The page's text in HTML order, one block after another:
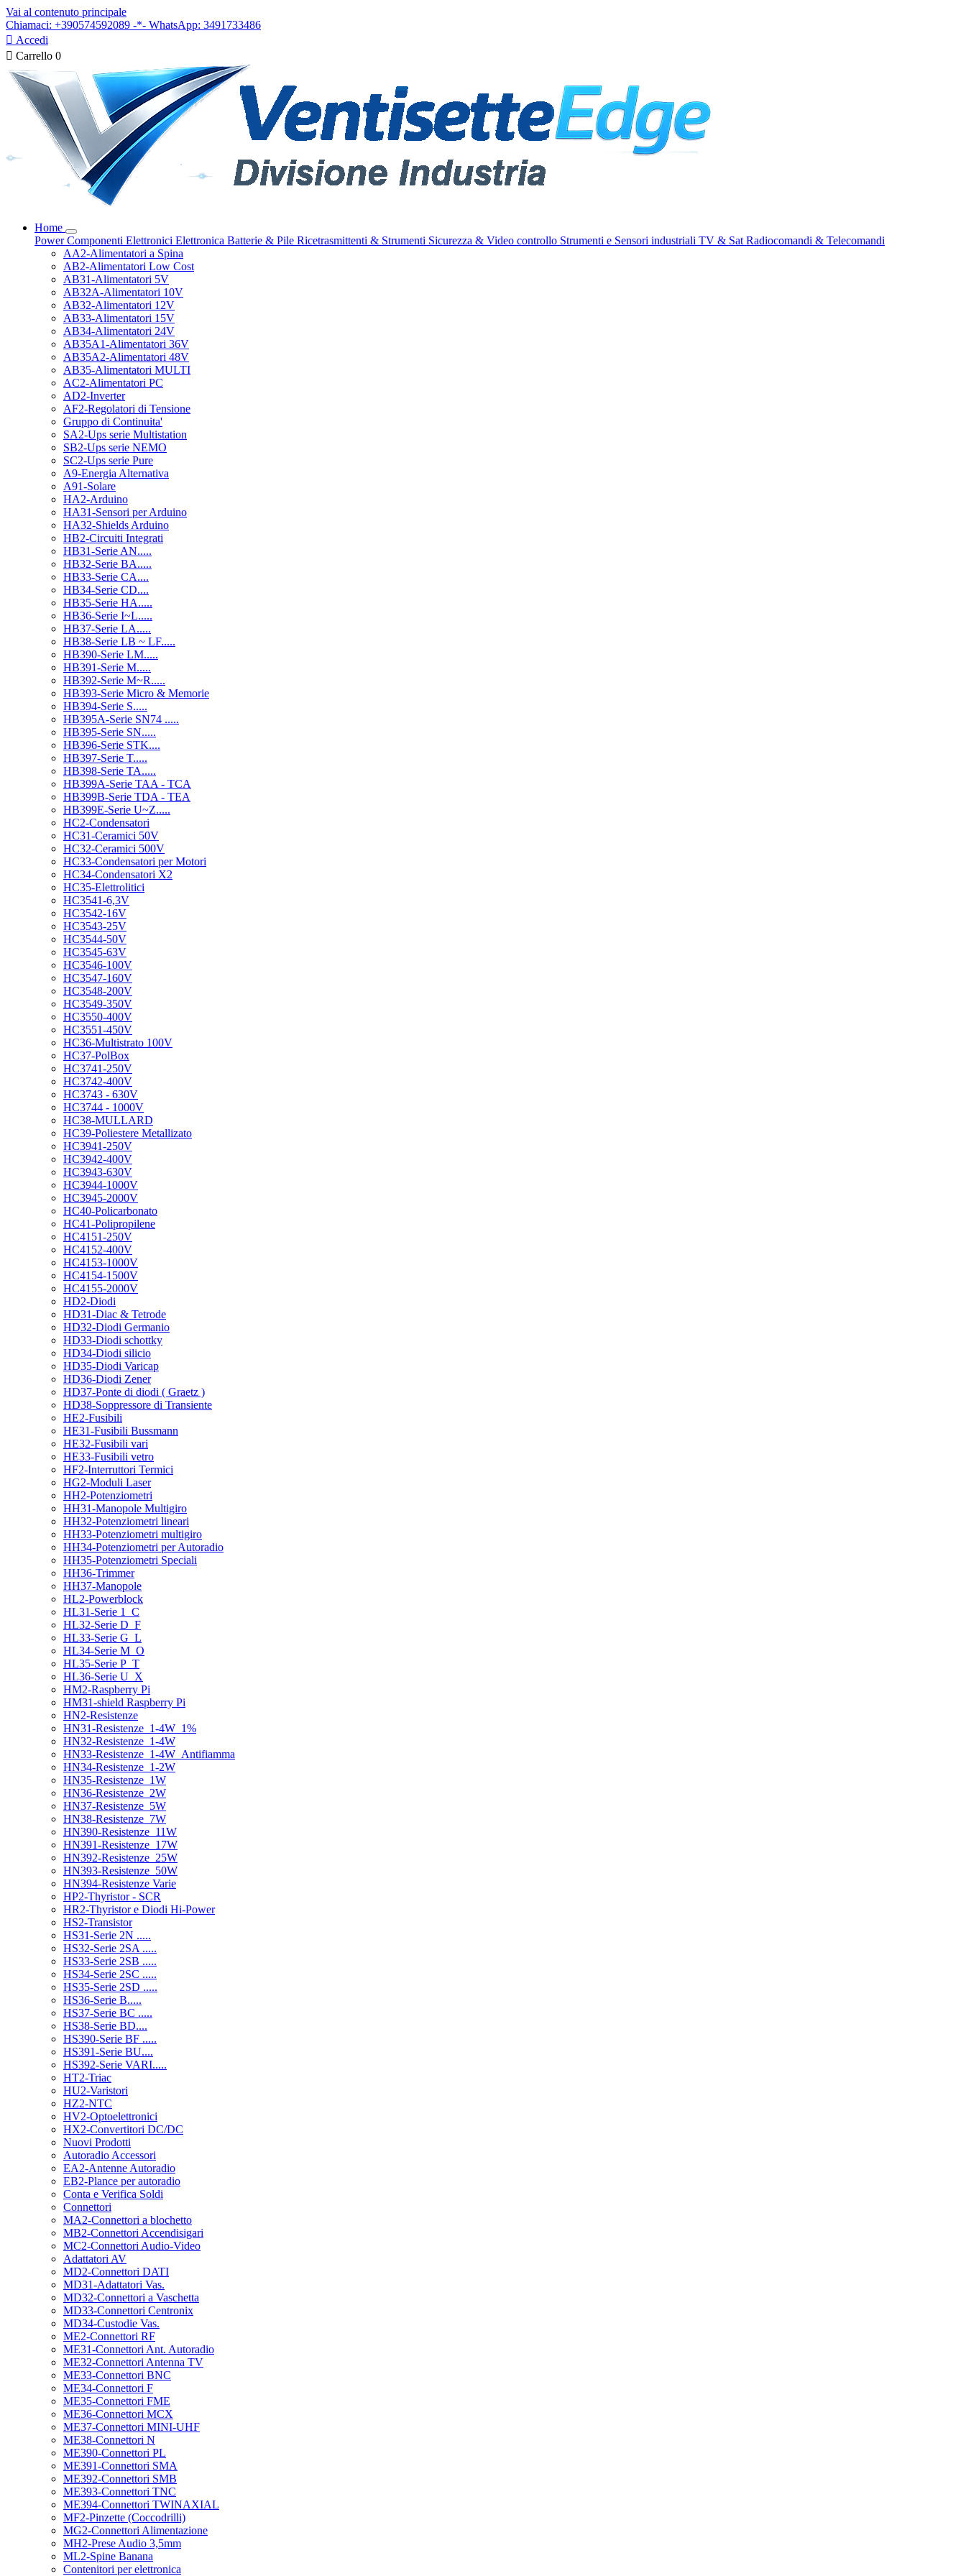
Vai al contenuto principale
Chiamaci: +390574592089 -*- WhatsApp: 3491733486
 Accedi
 Carrello 0
Home
PowerComponenti Elettronici Elettronica Batterie & Pile Ricetrasmittenti & Strumenti Sicurezza & Video controllo Strumenti e Sensori industriali TV & Sat Radiocomandi & Telecomandi
AA2-Alimentatori a Spina
AB2-Alimentatori Low Cost
AB31-Alimentatori 5V
AB32A-Alimentatori 10V
AB32-Alimentatori 12V
AB33-Alimentatori 15V
AB34-Alimentatori 24V
AB35A1-Alimentatori 36V
AB35A2-Alimentatori 48V
AB35-Alimentatori MULTI
AC2-Alimentatori PC
AD2-Inverter
AF2-Regolatori di Tensione
Gruppo di Continuita'
SA2-Ups serie Multistation
SB2-Ups serie NEMO
SC2-Ups serie Pure
A9-Energia Alternativa
A91-Solare
HA2-Arduino
HA31-Sensori per Arduino
HA32-Shields Arduino
HB2-Circuiti Integrati
HB31-Serie AN.....
HB32-Serie BA.....
HB33-Serie CA....
HB34-Serie CD....
HB35-Serie HA.....
HB36-Serie I~L.....
HB37-Serie LA.....
HB38-Serie LB ~ LF.....
HB390-Serie LM.....
HB391-Serie M.....
HB392-Serie M~R.....
HB393-Serie Micro & Memorie
HB394-Serie S.....
HB395A-Serie SN74 .....
HB395-Serie SN.....
HB396-Serie STK....
HB397-Serie T.....
HB398-Serie TA.....
HB399A-Serie TAA - TCA
HB399B-Serie TDA - TEA
HB399E-Serie U~Z.....
HC2-Condensatori
HC31-Ceramici 50V
HC32-Ceramici 500V
HC33-Condensatori per Motori
HC34-Condensatori X2
HC35-Elettrolitici
HC3541-6,3V
HC3542-16V
HC3543-25V
HC3544-50V
HC3545-63V
HC3546-100V
HC3547-160V
HC3548-200V
HC3549-350V
HC3550-400V
HC3551-450V
HC36-Multistrato 100V
HC37-PolBox
HC3741-250V
HC3742-400V
HC3743 - 630V
HC3744 - 1000V
HC38-MULLARD
HC39-Poliestere Metallizato
HC3941-250V
HC3942-400V
HC3943-630V
HC3944-1000V
HC3945-2000V
HC40-Policarbonato
HC41-Polipropilene
HC4151-250V
HC4152-400V
HC4153-1000V
HC4154-1500V
HC4155-2000V
HD2-Diodi
HD31-Diac & Tetrode
HD32-Diodi Germanio
HD33-Diodi schottky
HD34-Diodi silicio
HD35-Diodi Varicap
HD36-Diodi Zener
HD37-Ponte di diodi ( Graetz )
HD38-Soppressore di Transiente
HE2-Fusibili
HE31-Fusibili Bussmann
HE32-Fusibili vari
HE33-Fusibili vetro
HF2-Interruttori Termici
HG2-Moduli Laser
HH2-Potenziometri
HH31-Manopole Multigiro
HH32-Potenziometri lineari
HH33-Potenziometri multigiro
HH34-Potenziometri per Autoradio
HH35-Potenziometri Speciali
HH36-Trimmer
HH37-Manopole
HL2-Powerblock
HL31-Serie 1_C
HL32-Serie D_F
HL33-Serie G_L
HL34-Serie M_O
HL35-Serie P_T
HL36-Serie U_X
HM2-Raspberry Pi
HM31-shield Raspberry Pi
HN2-Resistenze
HN31-Resistenze_1-4W_1%
HN32-Resistenze_1-4W
HN33-Resistenze_1-4W_Antifiamma
HN34-Resistenze_1-2W
HN35-Resistenze_1W
HN36-Resistenze_2W
HN37-Resistenze_5W
HN38-Resistenze_7W
HN390-Resistenze_11W
HN391-Resistenze_17W
HN392-Resistenze_25W
HN393-Resistenze_50W
HN394-Resistenze Varie
HP2-Thyristor - SCR
HR2-Thyristor e Diodi Hi-Power
HS2-Transistor
HS31-Serie 2N .....
HS32-Serie 2SA .....
HS33-Serie 2SB .....
HS34-Serie 2SC .....
HS35-Serie 2SD .....
HS36-Serie B.....
HS37-Serie BC .....
HS38-Serie BD....
HS390-Serie BF .....
HS391-Serie BU....
HS392-Serie VARI.....
HT2-Triac
HU2-Varistori
HZ2-NTC
HV2-Optoelettronici
HX2-Convertitori DC/DC
Nuovi Prodotti
Autoradio Accessori
EA2-Antenne Autoradio
EB2-Plance per autoradio
Conta e Verifica Soldi
Connettori
MA2-Connettori a blochetto
MB2-Connettori Accendisigari
MC2-Connettori Audio-Video
Adattatori AV
MD2-Connettori DATI
MD31-Adattatori Vas.
MD32-Connettori a Vaschetta
MD33-Connettori Centronix
MD34-Custodie Vas.
ME2-Connettori RF
ME31-Connettori Ant. Autoradio
ME32-Connettori Antenna TV
ME33-Connettori BNC
ME34-Connettori F
ME35-Connettori FME
ME36-Connettori MCX
ME37-Connettori MINI-UHF
ME38-Connettori N
ME390-Connettori PL
ME391-Connettori SMA
ME392-Connettori SMB
ME393-Connettori TNC
ME394-Connettori TWINAXIAL
MF2-Pinzette (Coccodrilli)
MG2-Connettori Alimentazione
MH2-Prese Audio 3,5mm
ML2-Spine Banana
Contenitori per elettronica